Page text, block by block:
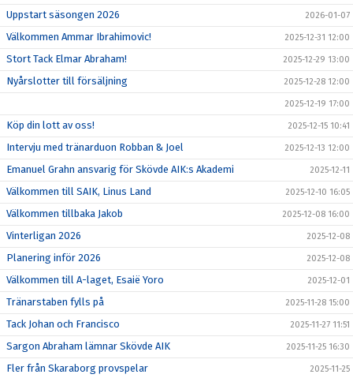
Uppstart säsongen 2026 2026-01-07
Välkommen Ammar Ibrahimovic! 2025-12-31 12:00
Stort Tack Elmar Abraham! 2025-12-29 13:00
Nyårslotter till försäljning 2025-12-28 12:00
2025-12-19 17:00
Köp din lott av oss! 2025-12-15 10:41
Intervju med tränarduon Robban & Joel 2025-12-13 12:00
Emanuel Grahn ansvarig för Skövde AIK:s Akademi 2025-12-11
Välkommen till SAIK, Linus Land 2025-12-10 16:05
Välkommen tillbaka Jakob 2025-12-08 16:00
Vinterligan 2026 2025-12-08
Planering inför 2026 2025-12-08
Välkommen till A-laget, Esaië Yoro 2025-12-01
Tränarstaben fylls på 2025-11-28 15:00
Tack Johan och Francisco 2025-11-27 11:51
Sargon Abraham lämnar Skövde AIK 2025-11-25 16:30
Fler från Skaraborg provspelar 2025-11-25